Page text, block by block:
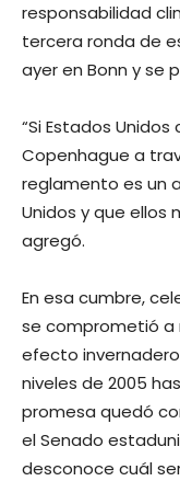
responsabilidad
tercera ronda de
ayer en Bonn y se
“Si Estados
Copenhague a
reglamento es un
Unidos y que ellos
agregó.
En esa cumbre,
se comprometió a
efecto
niveles de 2005
promesa quedó
el Senado
desconoce cuál